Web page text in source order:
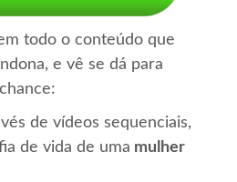
todo o conteúdo que
e vê se dá para
de vídeos sequenciais,
de vida de uma mulher